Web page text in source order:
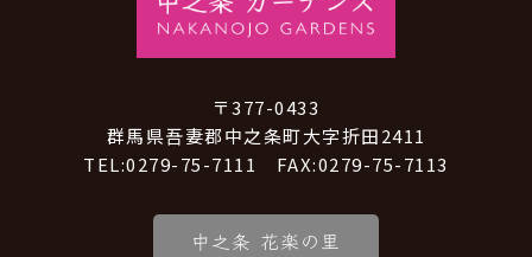
〒377-0433
群馬県吾妻郡中之条町大字折田2411
TEL:0279-75-7111 FAX:0279-75-7113
中之条 花楽の里